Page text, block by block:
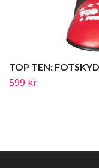
TOP TEN:
599 kr